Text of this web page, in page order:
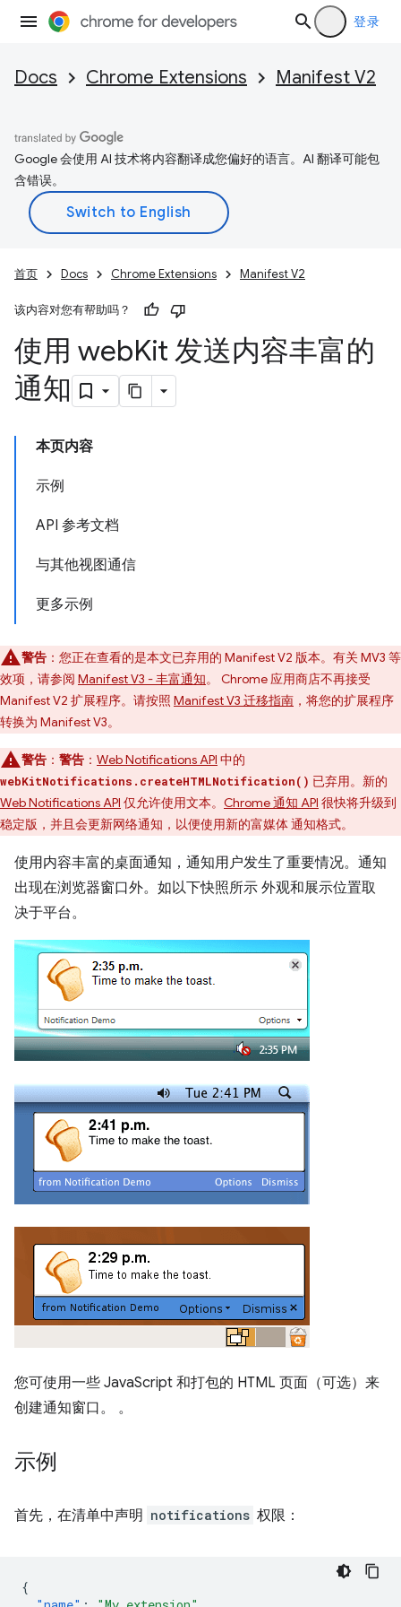
登录
Docs Chrome Extensions Manifest V2
Google 会使用 AI 技术将内容翻译成您偏好的语言。AI 翻译可能包
含错误。
首页 Docs Chrome Extensions Manifest V2
该内容对您有帮助吗？
使用 webKit 发送内容丰富的
通知
本页内容
示例
API 参考文档
与其他视图通信
更多示例
警告 ：您正在查看的是本文已弃用的 Manifest V2 版本。有关 MV3 等
效项，请参阅 Manifest V3 - 丰富通知。 Chrome 应用商店不再接受
Manifest V2 扩展程序。请按照 Manifest V3 迁移指南 ，将您的扩展程序
转换为 Manifest V3。
警告 ： 警告 ： Web Notifications API 中的
webKitNotifications.createHTMLNotification() 已弃用。新的
Web Notifications API 仅允许使用文本。 Chrome 通知 API 很快将升级到
稳定版，并且会更新网络通知，以便使用新的富媒体 通知格式。
使用内容丰富的桌面通知，通知用户发生了重要情况。通知
出现在浏览器窗口外。如以下快照所示 外观和展示位置取
决于平台。
您可使用一些 JavaScript 和打包的 HTML 页面（可选）来
创建通知窗口。 。
示例
首先，在清单中声明 notifications 权限：
{